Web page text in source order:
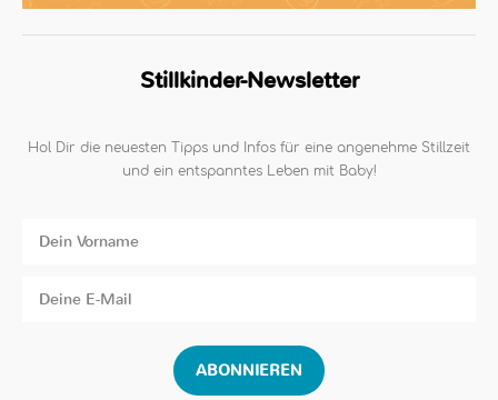
Stillkinder-Newsletter
Hol Dir die neuesten Tipps und Infos für eine angenehme Stillzeit
und ein entspanntes Leben mit Baby!
ABONNIEREN